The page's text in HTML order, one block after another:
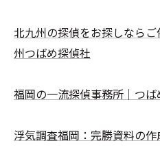
北九州の探偵をお探しなら
州つばめ探偵社
福岡の一流探偵事務所｜つば
浮気調査福岡：完勝資料の作